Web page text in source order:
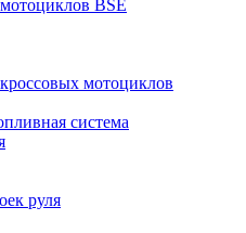
BSE
мотоциклов
система
руля